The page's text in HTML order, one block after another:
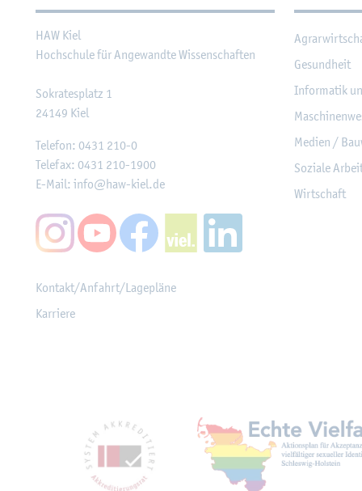
HAW Kiel
Hoch­schu­le für An­ge­wand­te Wis­sen­schaf­ten
So­kra­tes­platz 1
24149 Kiel
Te­le­fon: 0431 210-0
Te­le­fax: 0431 210-1900
E-Mail: info@​haw-​kiel.​de
Kon­takt/An­fahrt/La­ge­plä­ne
Kar­rie­re
Ge­sund­heit
In­for­ma­tik
Me­di­en /
So­zia­le
Wirt­schaft
Mit­glied­schaf­ten,